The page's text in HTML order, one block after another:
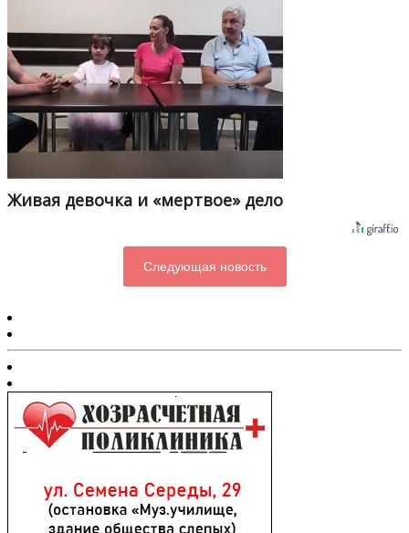
Живая девочка и «мертвое» дело
Следующая новость